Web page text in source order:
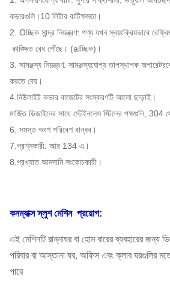
কভারগুলি।10 লিটার বাটিক্ষমতা।
2. Oচ্ছিক সান্দ্র নিয়ন্ত্রণ: পণ্য যখন স্বয়ংক্রিয়ভাবে
কাঙ্ক্ষিত বেধ পৌঁছে। (alচ্ছিক)।
3. সামঞ্জস্য নিয়ন্ত্রণ: সামঞ্জস্যযোগ্য তাপস্থাপক
করতে দেয়।
4.নিউলাইট কভার বাজেটের সংস্করণটি আলো ছাড়াই।
মার্জিত ডিজাইনের সাথে স্টেইনলেস স্টিলের পক্ষগুলি, 304
6. সমস্ত অংশ পরিবেশ বান্ধব।
7.প্রশ্নকারী: আর 134 এ।
8.প্রখ্যাত আমদানি সংকোচকারী।
কনম্যাক্স স্লুশ মেশিন প্রয়োগ:
এই মেশিনটি রান্নাঘর বা হোম বারের ব্যবহারের জন্য
পরিবার বা আস্তানা ঘর, অফিস এবং ক্লাব ঘরগুলির
পারে